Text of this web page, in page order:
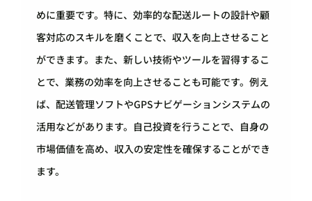
めに重要です。特に、効率的な配送ルートの設計や顧
客対応のスキルを磨くことで、収入を向上させること
ができます。また、新しい技術やツールを習得するこ
とで、業務の効率を向上させることも可能です。例え
ば、配送管理ソフトやGPSナビゲーションシステムの
活用などがあります。自己投資を行うことで、自身の
市場価値を高め、収入の安定性を確保することができ
ます。